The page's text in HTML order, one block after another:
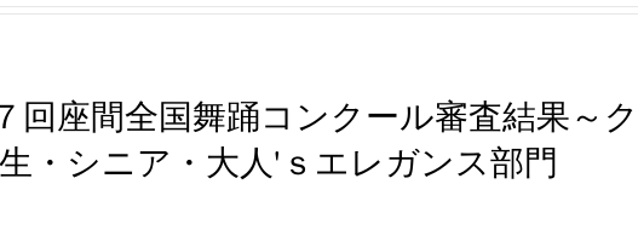
回座間全国舞踊コンクール審査結果～ク
・シニア・大人'ｓエレガンス部門